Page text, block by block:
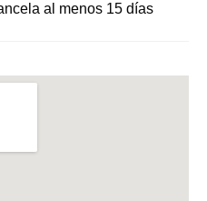
al menos 15 días